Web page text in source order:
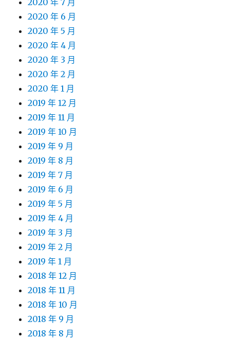
2020 年 7 月
2020 年 6 月
2020 年 5 月
2020 年 4 月
2020 年 3 月
2020 年 2 月
2020 年 1 月
2019 年 12 月
2019 年 11 月
2019 年 10 月
2019 年 9 月
2019 年 8 月
2019 年 7 月
2019 年 6 月
2019 年 5 月
2019 年 4 月
2019 年 3 月
2019 年 2 月
2019 年 1 月
2018 年 12 月
2018 年 11 月
2018 年 10 月
2018 年 9 月
2018 年 8 月